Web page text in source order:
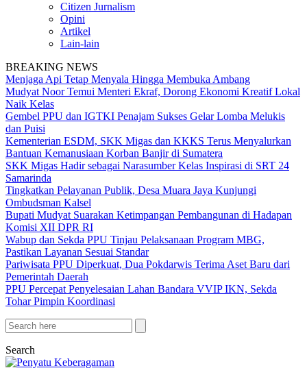
Citizen Jurnalism
Opini
Artikel
Lain-lain
BREAKING NEWS
Menjaga Api Tetap Menyala Hingga Membuka Ambang
Mudyat Noor Temui Menteri Ekraf, Dorong Ekonomi Kreatif Lokal
Naik Kelas
Gembel PPU dan IGTKI Penajam Sukses Gelar Lomba Melukis
dan Puisi
Kementerian ESDM, SKK Migas dan KKKS Terus Menyalurkan
Bantuan Kemanusiaan Korban Banjir di Sumatera
SKK Migas Hadir sebagai Narasumber Kelas Inspirasi di SRT 24
Samarinda
Tingkatkan Pelayanan Publik, Desa Muara Jaya Kunjungi
Ombudsman Kalsel
Bupati Mudyat Suarakan Ketimpangan Pembangunan di Hadapan
Komisi XII DPR RI
Wabup dan Sekda PPU Tinjau Pelaksanaan Program MBG,
Pastikan Layanan Sesuai Standar
Pariwisata PPU Diperkuat, Dua Pokdarwis Terima Aset Baru dari
Pemerintah Daerah
PPU Percepat Penyelesaian Lahan Bandara VVIP IKN, Sekda
Tohar Pimpin Koordinasi
Search